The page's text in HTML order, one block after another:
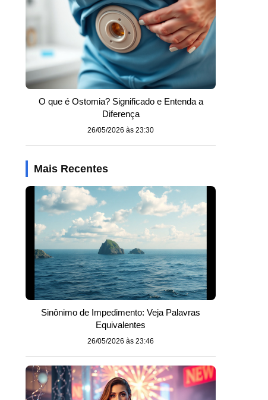
O que é Ostomia? Significado e Entenda a
Diferença
26/05/2026 às 23:30
Mais Recentes
Sinônimo de Impedimento: Veja Palavras
Equivalentes
26/05/2026 às 23:46